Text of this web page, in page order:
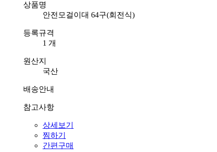
상품명
안전모걸이대 64구(회전식)
등록규격
1 개
원산지
국산
배송안내
참고사항
상세보기
찜하기
간편구매